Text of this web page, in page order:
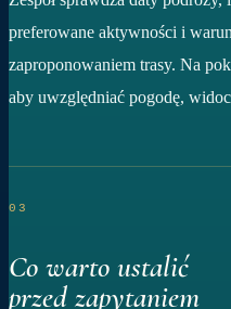
preferowane aktywności i
zaproponowaniem trasy. Na
aby uwzględniać pogodę,
03
Co warto ustalić
przed zapytaniem